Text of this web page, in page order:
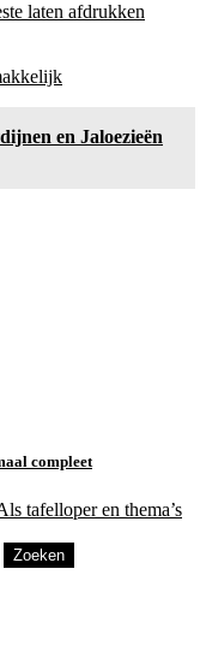
laten afdrukken
en Jaloezieën
compleet
tafelloper en thema’s